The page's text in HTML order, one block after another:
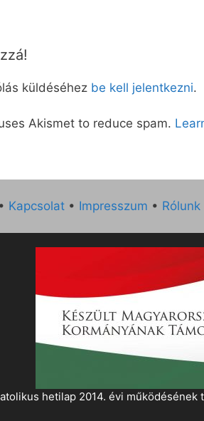
küldéséhez be kell jelentkezni.
Akismet to reduce spam.
• Kapcsolat • Impresszum • Rólunk
hetilap 2014. évi